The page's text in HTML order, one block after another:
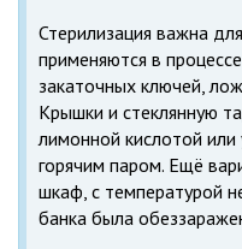
Стерилизация важна
применяются в
закаточных ключей,
Крышки и стеклянную
лимонной кислотой или
горячим паром. Ещё
шкаф, с температурой
банка была